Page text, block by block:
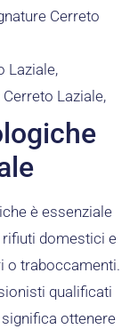
Cerreto
Laziale,
Laziale,
è essenziale
domestici e
o traboccamenti.
qualificati
ottenere